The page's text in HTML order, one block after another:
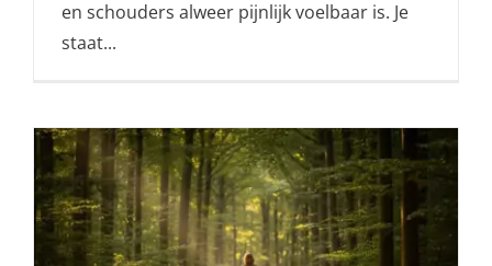
en schouders alweer pijnlijk voelbaar is. Je
staat...